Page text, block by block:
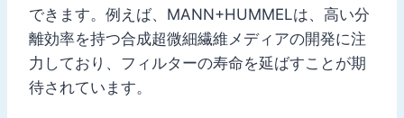
できます。例えば、MANN+HUMMELは、高い分
離効率を持つ合成超微細繊維メディアの開発に注
力しており、フィルターの寿命を延ばすことが期
待されています。